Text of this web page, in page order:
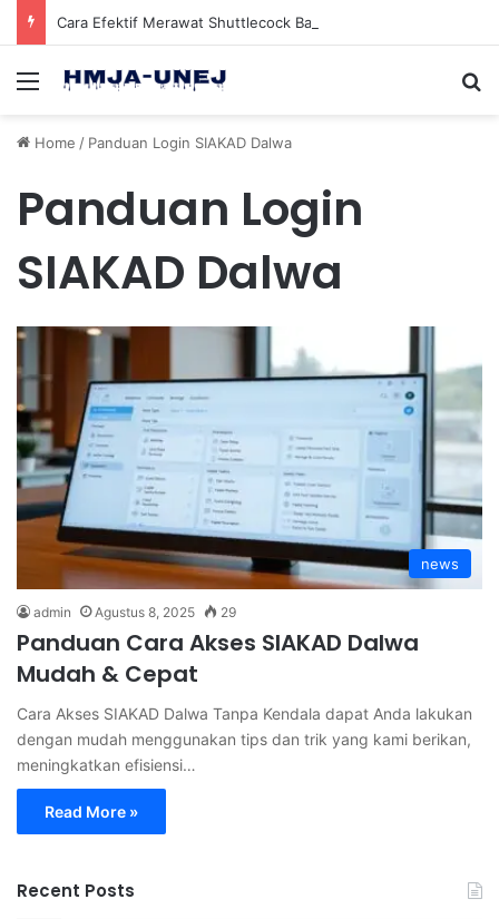
Menu
Home / Panduan Login SIAKAD Dalwa
Panduan Login
SIAKAD Dalwa
news
admin Agustus 8, 2025 29
Panduan Cara Akses SIAKAD Dalwa
Mudah & Cepat
Cara Akses SIAKAD Dalwa Tanpa Kendala dapat Anda lakukan
dengan mudah menggunakan tips dan trik yang kami berikan,
meningkatkan efisiensi…
Read More »
Recent Posts